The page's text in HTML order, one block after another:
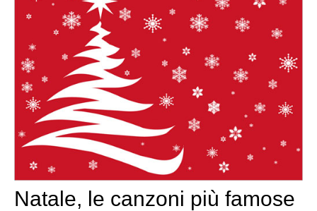
Natale, le canzoni più famose